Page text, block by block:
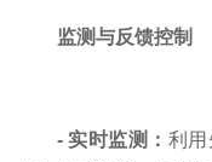
监测与反馈控制
- 实时监测： 利用